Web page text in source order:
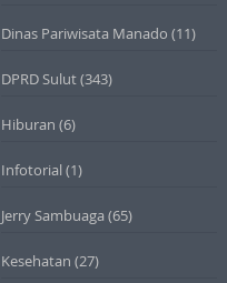
Dinas Pariwisata Manado (11)
DPRD Sulut(343)
Hiburan (6)
Infotorial (1)
Jerry Sambuaga (65)
Kesehatan (27)